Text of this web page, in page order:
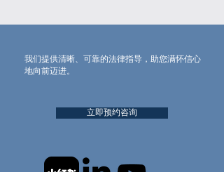
我们提供清晰、可靠的法律指导，助您满怀信心
地向前迈进。
立即预约咨询